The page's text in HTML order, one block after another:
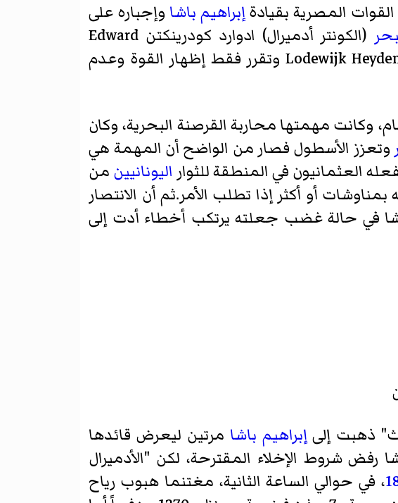
المصرية بقيادةإبراهيم باشا وإجباره على
(الكونتر أدميرال) ادوارد كودرينكتن Edward
Lodewijk Heyden وتقرر فقط إظهار القوة وعدم
وكانت مهمتها محاربة القرصنة البحرية، وكان
وتعزز الأسطول فصار من الواضح أن المهمة هي
العثمانيون في المنطقة للثوار اليونانيين من
أو أكثر إذا تطلب الأمر.ثم أن الانتصار
في حالة غضب جعلته يرتكب أخطاء أدت إلى
ذهبت إلىإبراهيم باشا مرتين ليعرض قائدها
رفض شروط الإخلاء المقترحة، لكن "الأدميرال
، في حوالي الساعة الثانية، مغتنما هبوب رياح